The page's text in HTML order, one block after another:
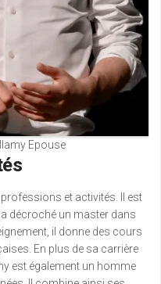
Epouse
et activités. Il est
décroché un master dans
il donne des cours
En plus de sa carrière
est également un homme